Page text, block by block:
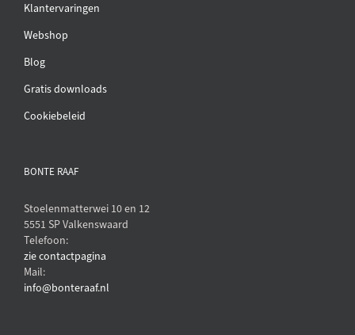
Klantervaringen
Webshop
Blog
Gratis downloads
Cookiebeleid
BONTE RAAF
Stoelenmatterwei 10 en 12
5551 SP Valkenswaard
Telefoon:
zie contactpagina
Mail:
info@bonteraaf.nl